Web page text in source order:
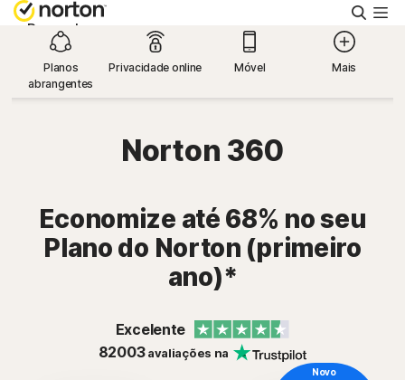
Pessoal
Pequenas empresas
Suporte
Planos
abrangentes
Privacidade online Móvel Mais
Norton 360
Economize até 68% no seu
Plano do Norton (primeiro
ano)*
Excelente
82003avaliações na
Novo